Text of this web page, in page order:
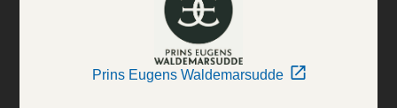
Prins Eugens Waldemarsudde